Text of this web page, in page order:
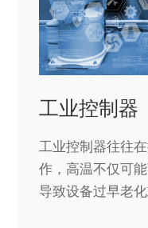
工业控制器
工业控制器往往
作，高温不仅可
导致设备过早老